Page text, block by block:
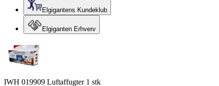
Elgigantens Kundeklub
Elgiganten Erhverv
IWH 019909 Luftaffugter 1 stk